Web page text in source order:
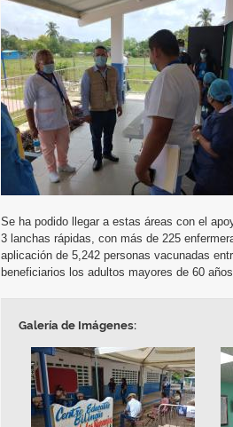
Se ha podido llegar a estas áreas con el
3 lanchas rápidas, con más de 225
aplicación de 5,242 personas vacunadas
beneficiarios los adultos mayores de 60
Galería de Imágenes: